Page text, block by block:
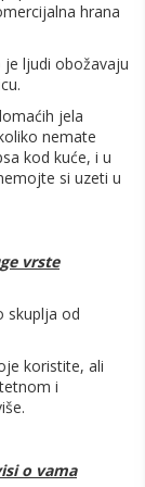
hrana
ljudi obožavaju
jela
nemate
kod kuće, i u
si uzeti u
vrste
skuplja od
koristite, ali
i
o vama